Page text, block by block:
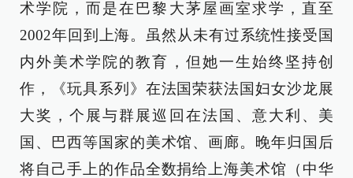
术学院，而是在巴黎大茅屋画室求学，直至
2002年回到上海。虽然从未有过系统性接受国
内外美术学院的教育，但她一生始终坚持创
作，《玩具系列》在法国荣获法国妇女沙龙展
大奖，个展与群展巡回在法国、意大利、美
国、巴西等国家的美术馆、画廊。晚年归国后
将自己手上的作品全数捐给上海美术馆（中华